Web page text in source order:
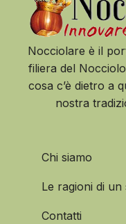
Nocciolare è il
filiera del
cosa c’è dietro a
nostra
Chi siamo
Le ragioni di un
Contatti